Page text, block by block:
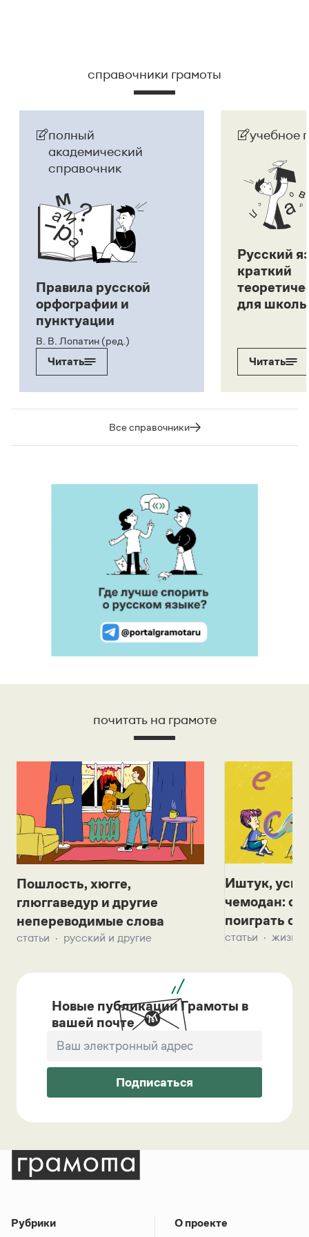
справочники грамоты
полный
академический
справочник
Правила русской
орфографии и
пунктуации
В. В. Лопатин (ред.)
Читать
учебное
Русский
краткий
для
Читать
Все справочники
почитать на грамоте
Пошлость, хюгге,
глюггаведур и другие
непереводимые слова
статьи русский и другие
Иштук,
чемодан:
поиграть с
статьи жизнь
Новые публикации Грамоты в
вашей почте
Подписаться
Рубрики О проекте